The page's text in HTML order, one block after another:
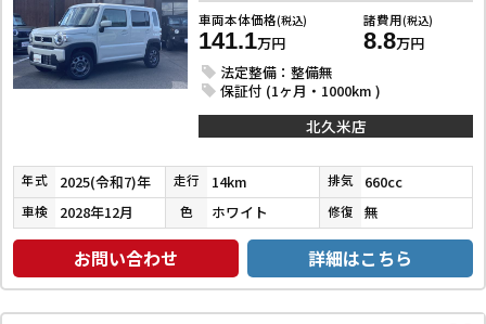
車両本体価格(税込)
141.1万円
諸費用(税込)
8.8万円
法定整備：整備無
保証付 (1ヶ月・1000km )
北久米店
年式 2025(令和7)年 走行 14km 排気 660cc
車検 2028年12月 色 ホワイト 修復 無
お問い合わせ 詳細はこちら